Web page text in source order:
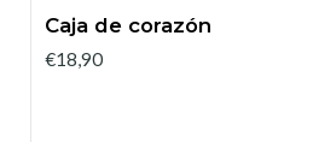
Caja de corazón
€18,90